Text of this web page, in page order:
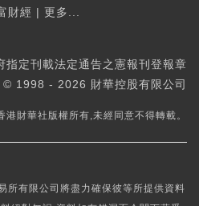
財經 | 更多...
指定刊載法定通告之憲報刊登報章
1998 - 2026 財華控股有限公司
港財華社版權所有,未經同意不得轉載。
所有限公司將盡力確保彼等所提供資料